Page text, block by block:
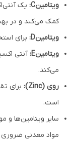
ویتامینC:
یک
کمک می‌کند و در
ویتامینD:
برای
ویتامینE:
آنتی
می‌کند.
روی (Zinc):
برای
است.
سایر ویتامین‌ها و
مواد معدنی